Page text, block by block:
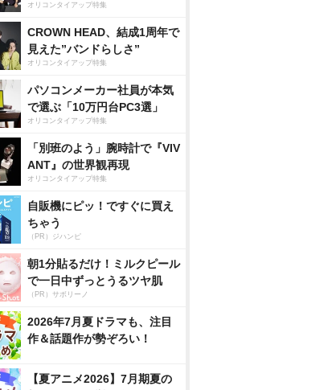
オリコンタイアップ特集
CROWN HEAD、結成1周年で
見えた”バンドらしさ”
オリコンタイアップ特集
パソコンメーカー社員が本気
で選ぶ「10万円台PC3選」
オリコンタイアップ特集
「別班のよう」腕時計で『VIV
ANT』の世界観再現
オリコンタイアップ特集
自販機にピッ！ですぐに買え
ちゃう
（PR）ジハンピ
朝1分貼るだけ！ミルクピール
で一日中ずっとうるツヤ肌
（PR）サボリーノ
2026年7月夏ドラマも、注目
作＆話題作が勢ぞろい！
【夏アニメ2026】7月期夏の